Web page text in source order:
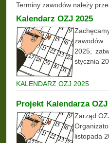
Terminy zawodów należy
Kalendarz OZJ 2025
zawodów
2025,
stycznia
KALENDARZ OZJ 2025
Projekt Kalendarza OZJ
Zarząd
listopada